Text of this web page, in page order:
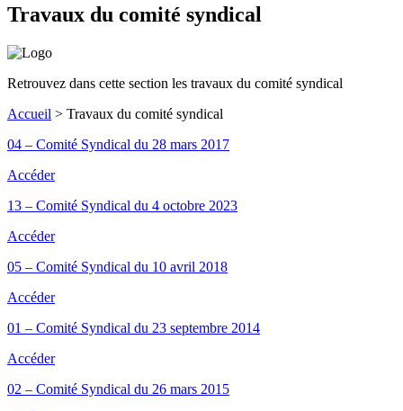
Travaux du comité syndical
Retrouvez dans cette section les travaux du comité syndical
Accueil > Travaux du comité syndical
04 – Comité Syndical du 28 mars 2017
Accéder
13 – Comité Syndical du 4 octobre 2023
Accéder
05 – Comité Syndical du 10 avril 2018
Accéder
01 – Comité Syndical du 23 septembre 2014
Accéder
02 – Comité Syndical du 26 mars 2015